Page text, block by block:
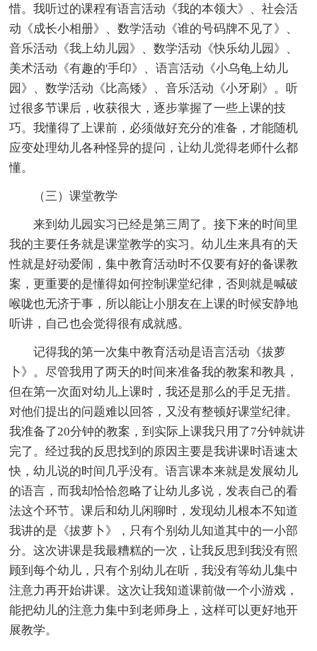
惜。我听过的课程有语言活动《我的本领大》、社会活
动《成长小相册》、数学活动《谁的号码牌不见了》、
音乐活动《我上幼儿园》、数学活动《快乐幼儿园》、
美术活动《有趣的'手印》、语言活动《小乌龟上幼儿
园》、数学活动《比高矮》、音乐活动《小牙刷》。听
过很多节课后，收获很大，逐步掌握了一些上课的技
巧。我懂得了上课前，必须做好充分的准备，才能随机
应变处理幼儿各种怪异的提问，让幼儿觉得老师什么都
懂。
（三）课堂教学
来到幼儿园实习已经是第三周了。接下来的时间里
我的主要任务就是课堂教学的实习。幼儿生来具有的天
性就是好动爱闹，集中教育活动时不仅要有好的备课教
案，更重要的是懂得如何控制课堂纪律，否则就是喊破
喉咙也无济于事，所以能让小朋友在上课的时候安静地
听讲，自己也会觉得很有成就感。
记得我的第一次集中教育活动是语言活动《拔萝
卜》。尽管我用了两天的时间来准备我的教案和教具，
但在第一次面对幼儿上课时，我还是那么的手足无措。
对他们提出的问题难以回答，又没有整顿好课堂纪律。
我准备了20分钟的教案，到实际上课我只用了7分钟就讲
完了。经过我的反思找到的原因主要是我讲课时语速太
快，幼儿说的时间几乎没有。语言课本来就是发展幼儿
的语言，而我却恰恰忽略了让幼儿多说，发表自己的看
法这个环节。课后和幼儿闲聊时，发现幼儿根本不知道
我讲的是《拔萝卜》，只有个别幼儿知道其中的一小部
分。这次讲课是我最糟糕的一次，让我反思到我没有照
顾到每个幼儿，只有个别幼儿在听，我没有等幼儿集中
注意力再开始讲课。这次让我知道课前做一个小游戏，
能把幼儿的注意力集中到老师身上，这样可以更好地开
展教学。